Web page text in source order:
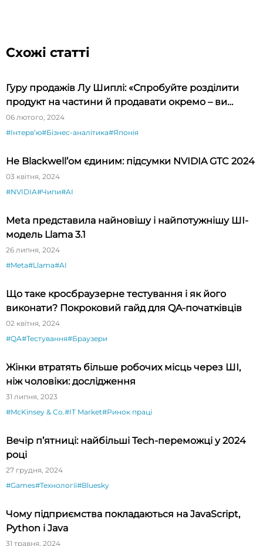
Схожі статті
Гуру продажів Лу Шиплі: «Спробуйте розділити
продукт на частини й продавати окремо – ви
будете вражені»
06 лютого, 2024
#Інтервʼю#Бізнес-аналітика#Японія
Не Blackwell’ом єдиним: підсумки NVIDIA GTC 2024
03 квітня, 2024
#NVIDIA#Чипи#AI
Meta представила найновішу і найпотужнішу ШІ-
модель Llama 3.1
26 липня, 2024
#Meta#Llama#AI
Що таке кросбраузерне тестування і як його
виконати? Покроковий гайд для QA-початківців
02 квітня, 2024
#QA#Тестування#Браузери
Жінки втратять більше робочих місць через ШІ,
ніж чоловіки: дослідження
31 липня, 2023
#McKinsey & Co.#IT Market#Ринок праці
Вечір п’ятниці: найбільші Tech-переможці у 2024
році
27 грудня, 2024
#Games#Технології#Bluesky
Чому підприємства покладаються на JavaScript,
Python і Java
31 травня, 2024